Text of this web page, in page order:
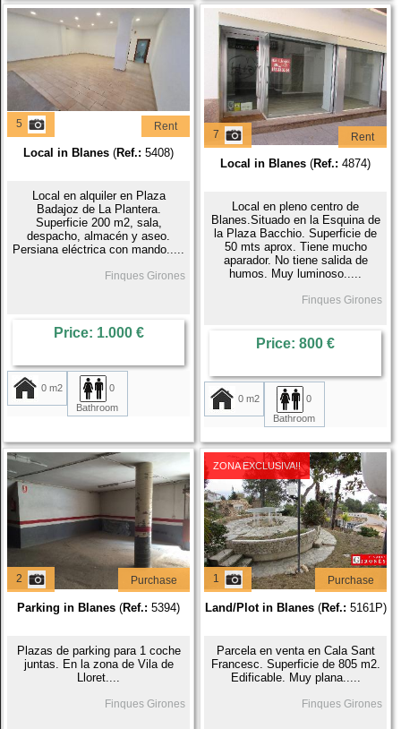
5 Rent
Local in Blanes (Ref.: 5408)
Local en alquiler en Plaza
Badajoz de La Plantera.
Superficie 200 m2, sala,
despacho, almacén y aseo.
Persiana eléctrica con mando.....
Finques Girones
Price: 1.000 €
0 m2
0
Bathroom
7 Rent
Local in Blanes (Ref.: 4874)
Local en pleno centro de
Blanes.Situado en la Esquina de
la Plaza Bacchio. Superficie de
50 mts aprox. Tiene mucho
aparador. No tiene salida de
humos. Muy luminoso.....
Finques Girones
Price: 800 €
0 m2
0
Bathroom
2 Purchase
Parking in Blanes (Ref.: 5394)
Plazas de parking para 1 coche
juntas. En la zona de Vila de
Lloret....
Finques Girones
ZONA EXCLUSIVA!!
1 Purchase
Land/Plot in Blanes(Ref.: 5161P)
Parcela en venta en Cala Sant
Francesc. Superficie de 805 m2.
Edificable. Muy plana.....
Finques Girones